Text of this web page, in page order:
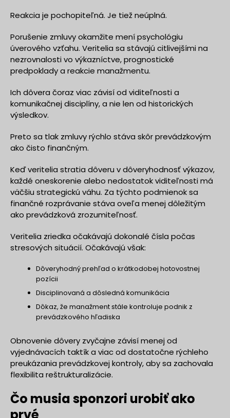
Reakcia je pochopiteľná. Je tiež neúplná.
Porušenie zmluvy okamžite mení psychológiu
úverového vzťahu. Veritelia sa stávajú citlivejšími na
nezrovnalosti vo výkazníctve, prognostické
predpoklady a reakcie manažmentu.
Ich dôvera čoraz viac závisí od viditeľnosti a
komunikačnej disciplíny, a nie len od historických
výsledkov.
Preto sa tlak zmluvy rýchlo stáva skôr prevádzkovým
ako čisto finančným.
Keď veritelia stratia dôveru v dôveryhodnosť výkazov,
každé oneskorenie alebo nedostatok viditeľnosti má
väčšiu strategickú váhu. Za týchto podmienok sa
finančné rozprávanie stáva oveľa menej dôležitým
ako prevádzková zrozumiteľnosť.
Veritelia zriedka očakávajú dokonalé čísla počas
stresových situácií. Očakávajú však:
Dôveryhodný prehľad o krátkodobej hotovostnej
pozícii
Disciplinovaná a dôsledná komunikácia
Dôkaz, že manažment stále kontroluje podnik z
prevádzkového hľadiska
Obnovenie dôvery zvyčajne závisí menej od
vyjednávacích taktík a viac od dostatočne rýchleho
preukázania prevádzkovej kontroly, aby sa zachovala
flexibilita reštrukturalizácie.
Čo musia sponzori urobiť ako
prvé